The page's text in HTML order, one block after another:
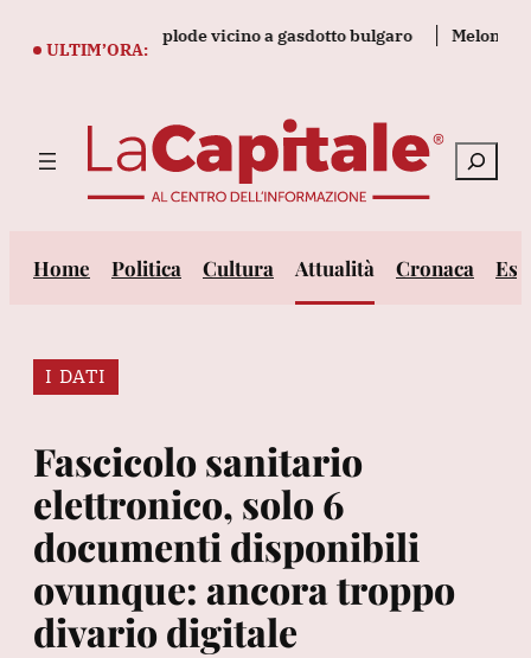
ULTIM’ORA:
Romania esplode vicino a gasdotto bulgaro Meloni,
Cerca
Home Politica Cultura Attualità Cronaca
I DATI
Fascicolo sanitario
elettronico, solo 6
documenti disponibili
ovunque: ancora troppo
divario digitale